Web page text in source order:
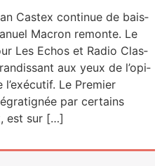
Cas­tex conti­nue de bais­
Macron remonte. Le
Les Echos et Radio Clas­
aux yeux de l’o­pi­
Le Pre­mier
par cer­tains
est sur […]